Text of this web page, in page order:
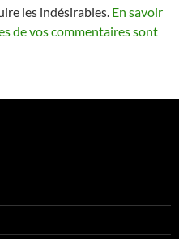
les indésirables. En savoir
de vos commentaires sont